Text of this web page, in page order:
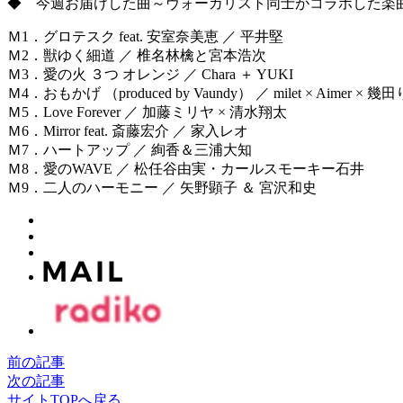
◆ 今週お届けした曲～ヴォーカリスト同士がコラボした楽
Ｍ1．グロテスク feat. 安室奈美恵 ／ 平井堅
Ｍ2．獣ゆく細道 ／ 椎名林檎と宮本浩次
Ｍ3．愛の火 ３つ オレンジ ／ Chara ＋ YUKI
Ｍ4．おもかげ （produced by Vaundy） ／ milet × Aimer × 幾田
Ｍ5．Love Forever ／ 加藤ミリヤ × 清水翔太
Ｍ6．Mirror feat. 斎藤宏介 ／ 家入レオ
Ｍ7．ハートアップ ／ 絢香＆三浦大知
Ｍ8．愛のWAVE ／ 松任谷由実・カールスモーキー石井
Ｍ9．二人のハーモニー ／ 矢野顕子 ＆ 宮沢和史
前の記事
次の記事